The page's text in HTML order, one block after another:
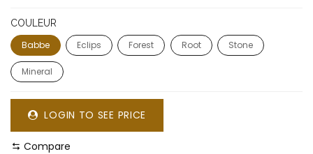
COULEUR
Babbe Eclips Forest Root Stone
Mineral
LOGIN TO SEE PRICE
Compare